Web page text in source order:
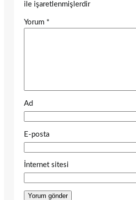
ile işaretlenmişlerdir
Yorum *
Ad
E-posta
İnternet sitesi